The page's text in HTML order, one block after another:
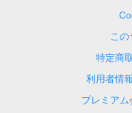
こ
特定商
利用者情
プレミア